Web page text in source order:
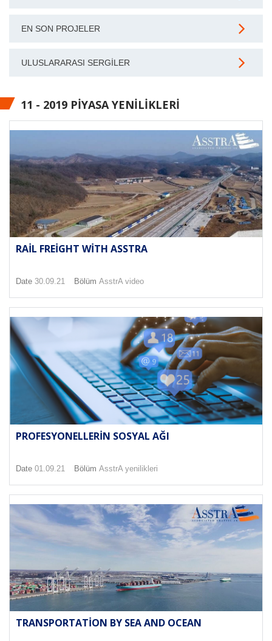
EN SON PROJELER
ULUSLARARASI SERGILER
11 - 2019 PIYASA YENILIKLERI
RAIL FREIGHT WITH ASSTRA
Date 30.09.21 Bölüm AsstrA video
PROFESYONELLERIN SOSYAL AĞI
Date 01.09.21 Bölüm AsstrA yenilikleri
TRANSPORTATION BY SEA AND OCEAN